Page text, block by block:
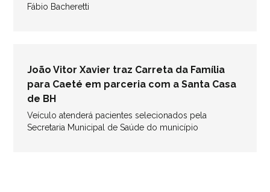
Fábio Bacheretti
João Vitor Xavier traz Carreta da Família
para Caeté em parceria com a Santa Casa
de BH
Veículo atenderá pacientes selecionados pela
Secretaria Municipal de Saúde do município